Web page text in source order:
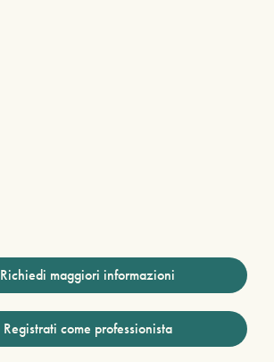
Richiedi maggiori informazioni
Registrati come professionista